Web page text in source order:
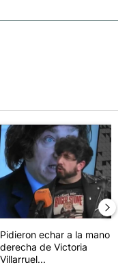
"El Gobierno cedió en
artículo de tendencia con
Pidieron echar a la mano
derecha de Victoria
Villarruel...